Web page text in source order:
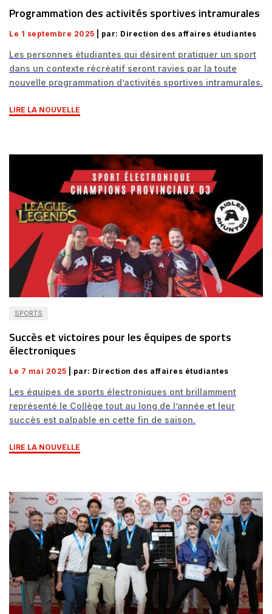
Programmation des activités sportives intramurales
Le 1 septembre 2025 | par: Direction des affaires étudiantes
Les personnes étudiantes qui désirent pratiquer un sport
dans un contexte récréatif seront ravies par la toute
nouvelle programmation d’activités sportives intramurales.
LIRE LA NOUVELLE
SPORTS
Succès et victoires pour les équipes de sports
électroniques
Le 7 mai 2025 | par: Direction des affaires étudiantes
Les équipes de sports électroniques ont brillamment
représenté le Collège tout au long de l’année et leur
succès est palpable en cette fin de saison.
LIRE LA NOUVELLE